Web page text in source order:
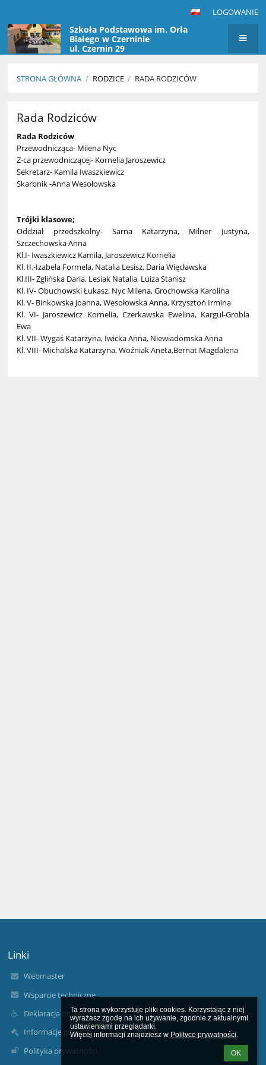
Ta strona wykorzystuje pliki cookies. Korzystając z niej
wyrażasz zgodę na ich używanie, zgodnie z aktualnymi
ustawieniami przeglądarki.
Więcej informacji znajdziesz w Polityce prywatności.
OK
LOGOWANIE
Szkoła Podstawowa im. Orła
Białego w Czerninie
ul. Czernin 29
STRONA GŁÓWNA / RODZICE / RADA RODZICÓW
Rada
Rodziców
Rada Rodziców
Rada Rodziców
Przewodnicząca- Milena Nyc
Z-ca przewodniczącej- Kornelia Jaroszewicz
Sekretarz- Kamila Iwaszkiewicz
Skarbnik -Anna Wesołowska
Trójki klasowe;
Oddział przedszkolny- Sarna Katarzyna, Milner Justyna,
Szczechowska Anna
Kl.I- Iwaszkiewicz Kamila, Jaroszewicz Kornelia
Kl. II.-Izabela Formela, Natalia Lesisz, Daria Więcławska
Kl.III- Zglińska Daria, Lesiak Natalia, Luiza Stanisz
Kl. IV- Obuchowski Łukasz, Nyc Milena, Grochowska Karolina
Kl. V- Binkowska Joanna, Wesołowska Anna, Krzysztoń Irmina
Kl. VI- Jaroszewicz Kornelia, Czerkawska Ewelina, Kargul-Grobla
Ewa
Kl. VII- Wygaś Katarzyna, Iwicka Anna, Niewiadomska Anna
Kl. VIII- Michalska Katarzyna, Woźniak Aneta,Bernat Magdalena
Linki
Webmaster
Wsparcie techniczne
Deklaracja dostępności
Informacje prawne
Polityka prywatności